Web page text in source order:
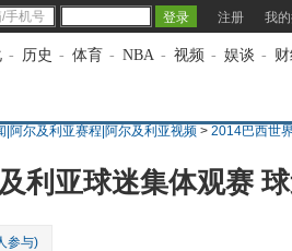
注册 我
- 历史 - 体育 - NBA - 视频 - 娱谈 -
阿尔及利亚赛程|阿尔及利亚视频 > 2014巴西世
利亚球迷集体观赛
参与)